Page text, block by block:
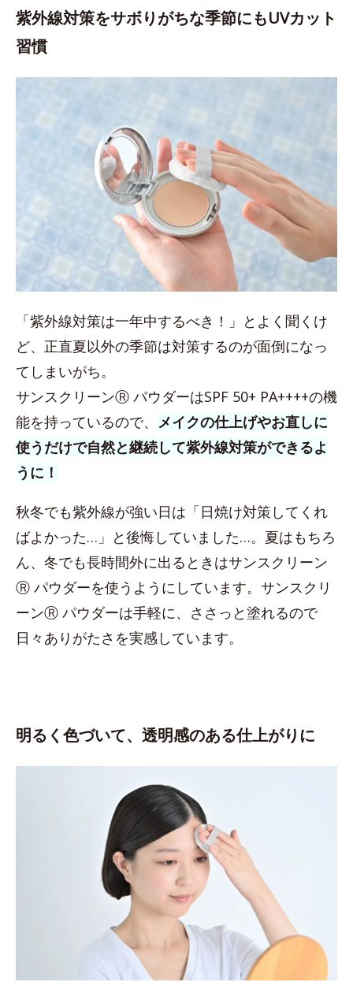
紫外線対策をサボりがちな季節にもUVカット
習慣
「紫外線対策は一年中するべき！」とよく聞くけ
ど、正直夏以外の季節は対策するのが面倒になっ
てしまいがち。
サンスクリーンⓇ パウダーはSPF 50+ PA++++の機
能を持っているので、 メイクの仕上げやお直しに
使うだけで自然と継続して紫外線対策ができるよ
うに！
秋冬でも紫外線が強い日は「日焼け対策してくれ
ばよかった…」と後悔していました…。夏はもちろ
ん、冬でも長時間外に出るときはサンスクリーン
Ⓡ パウダーを使うようにしています。サンスクリ
ーンⓇ パウダーは手軽に、ささっと塗れるので
日々ありがたさを実感しています。
明るく色づいて、透明感のある仕上がりに